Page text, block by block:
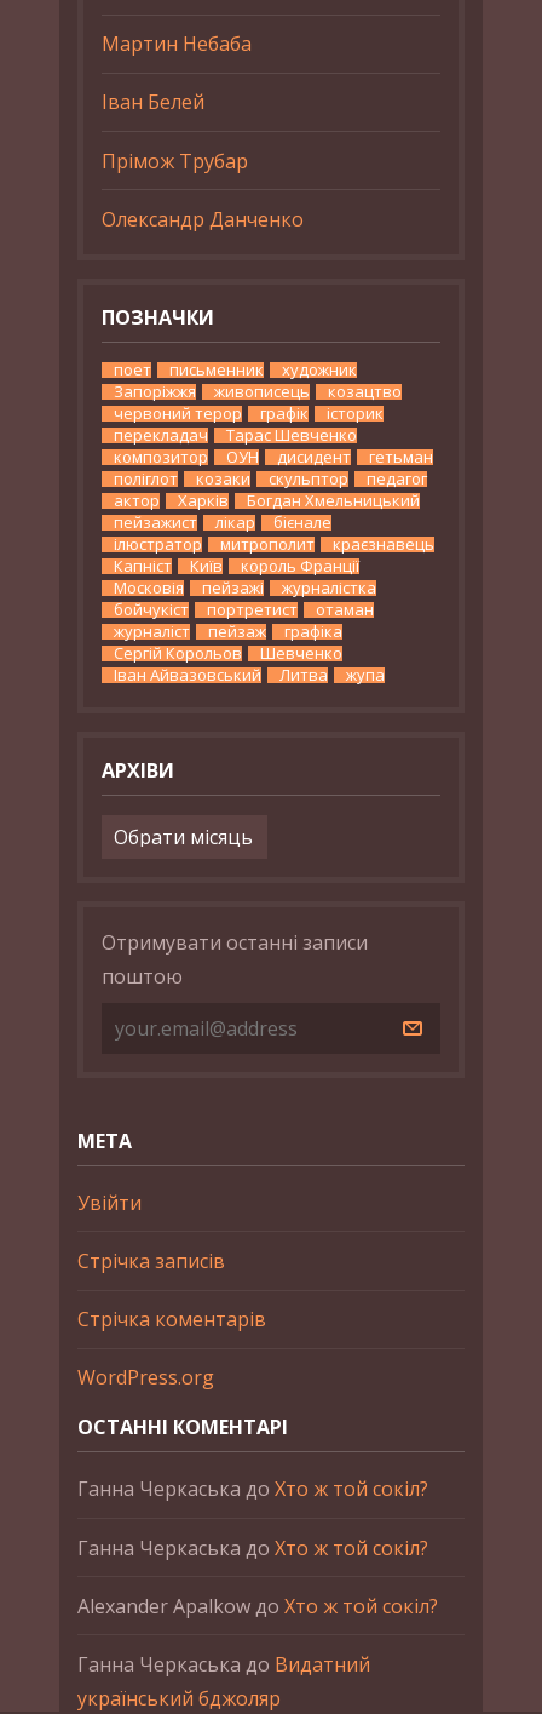
Мартин Небаба
Іван Белей
Прімож Трубар
Олександр Данченко
ПОЗНАЧКИ
поет письменник
художник
Запоріжжя
живописець
козацтво
червоний терор
графік
історик
перекладач
Тарас Шевченко
композитор
ОУН дисидент
гетьман
поліглот
козаки скульптор
педагог
актор
Харків
Богдан Хмельницький
пейзажист
лікар
бієнале
ілюстратор
митрополит
краєзнавець
Капніст
Київ
король Франції
Московія
пейзажі
журналістка
бойчукіст
портретист
отаман
журналіст
пейзаж
графіка
Сергій Корольов
Шевченко
Іван Айвазовський
Литва жупа
АРХІВИ
Архіви
Отримувати останні записи
поштою
МЕТА
Увійти
Стрічка записів
Стрічка коментарів
WordPress.org
ОСТАННІ КОМЕНТАРІ
Ганна Черкаська до Хто ж той сокіл?
Ганна Черкаська до Хто ж той сокіл?
Alexander Apalkowдо Хто ж той сокіл?
Ганна Черкаська до Видатний
український бджоляр